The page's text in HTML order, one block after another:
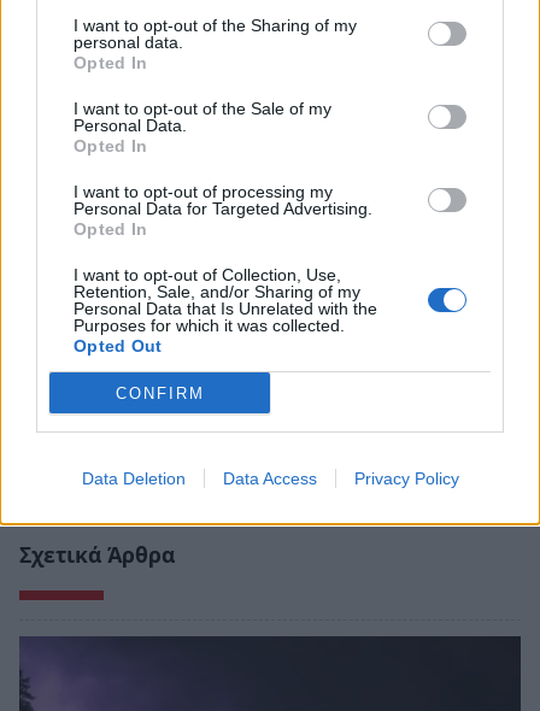
I want to opt-out of the Sharing of my
personal data.
Opted In
I want to opt-out of the Sale of my
Personal Data.
Opted In
I want to opt-out of processing my
Personal Data for Targeted Advertising.
Opted In
I want to opt-out of Collection, Use,
Retention, Sale, and/or Sharing of my
Personal Data that Is Unrelated with the
Purposes for which it was collected.
Opted Out
CONFIRM
Data Deletion Data Access Privacy Policy
Σχετικά Άρθρα